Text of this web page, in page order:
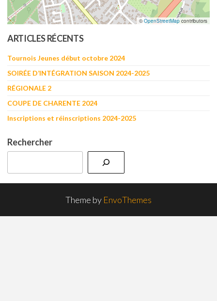
©OpenStreetMap contributors
ARTICLES RÉCENTS
Tournois Jeunes début octobre 2024
SOIRÉE D’INTÉGRATION SAISON 2024-2025
RÉGIONALE 2
COUPE DE CHARENTE 2024
Inscriptions et réinscriptions 2024-2025
Rechercher
Theme by EnvoThemes